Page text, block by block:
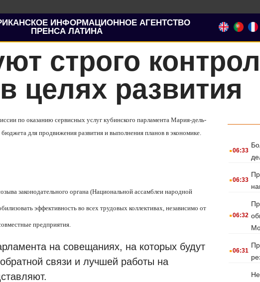
ИНФОРМАЦИОННОЕ АГЕНТСТВО
ПРЕНСА ЛАТИНА
строго
целях развития
по оказанию сервисных услуг кубинского парламента Мария-дель-
для продвижения развития и выполнения планов в экономике.
законодательного органа (Национальной ассамблеи народной
эффективность во всех трудовых коллективах, независимо от
предприятия.
на совещаниях, на которых будут
связи и лучшей работы на
.06:33
.06:33
.06:32
.06:31